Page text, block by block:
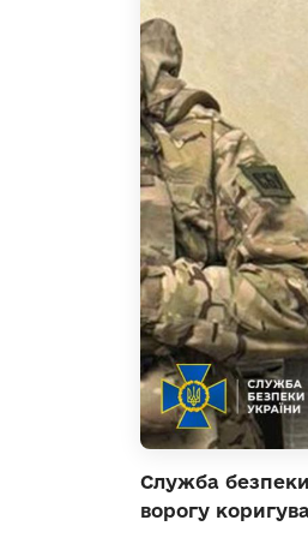
Служба
ворогу